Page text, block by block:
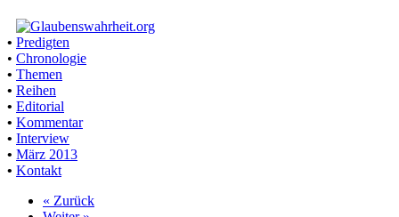
• Predigten
• Chronologie
• Themen
• Reihen
• Editorial
• Kommentar
• Interview
• März 2013
• Kontakt
« Zurück